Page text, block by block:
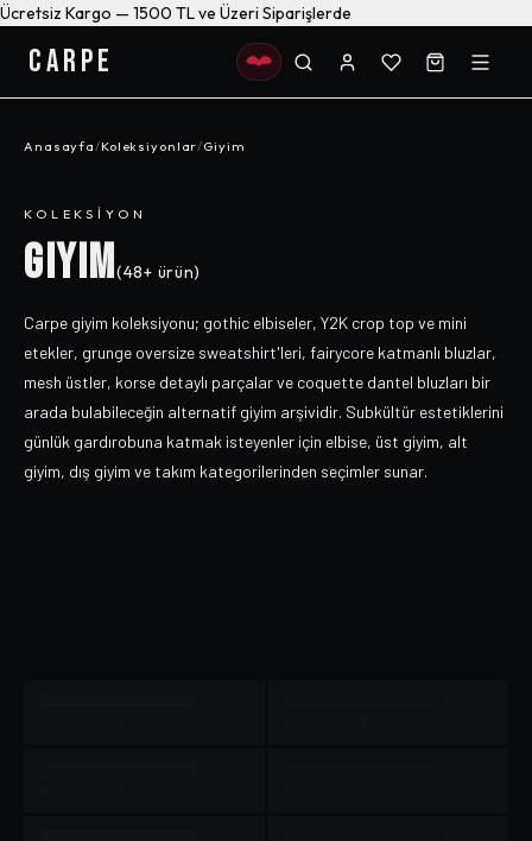
Ücretsiz Kargo — 1500 TL ve Üzeri Siparişlerde
CARPE
Anasayfa/Koleksiyonlar/Giyim
KOLEKSIYON
GIYIM(48+ ürün)
Carpe giyim koleksiyonu; gothic elbiseler, Y2K crop top ve mini
etekler, grunge oversize sweatshirt'leri, fairycore katmanlı bluzlar,
mesh üstler, korse detaylı parçalar ve coquette dantel bluzları bir
arada bulabileceğin alternatif giyim arşividir. Subkültür estetiklerini
günlük gardırobuna katmak isteyenler için elbise, üst giyim, alt
giyim, dış giyim ve takım kategorilerinden seçimler sunar.